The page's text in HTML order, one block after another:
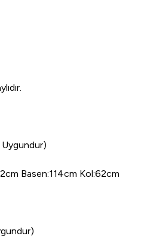
Basen:114cm Kol:62cm